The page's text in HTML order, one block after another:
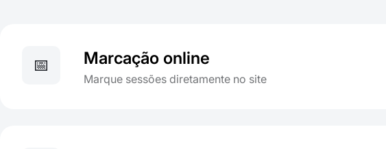
📅 Marcação online
Marque sessões diretamente no site